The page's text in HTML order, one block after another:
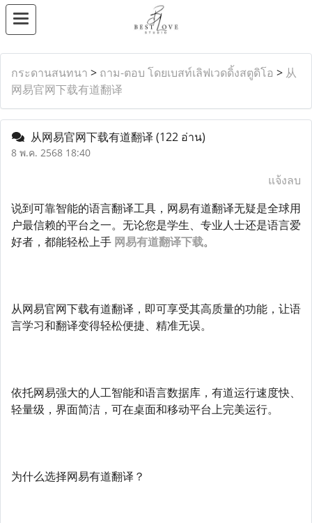
กระดานสนทนา > ถาม-ตอบ โดยเบสท์เลิฟเวดดิ้งสตูดิโอ > 从
网易官网下载有道翻译
从网易官网下载有道翻译 (122 อ่าน)
8 พ.ค. 2568 18:40
แจ้งลบ
说到可靠智能的语言翻译工具，网易有道翻译无疑是全球用
户最信赖的平台之一。无论您是学生、专业人士还是语言爱
好者，都能轻松上手 网易有道翻译下载。
从网易官网下载有道翻译，即可享受其高质量的功能，让语
言学习和翻译变得轻松便捷、精准无误。
依托网易强大的人工智能和语言数据库，有道运行速度快、
轻量级，界面简洁，可在桌面和移动平台上完美运行。
为什么选择网易有道翻译？